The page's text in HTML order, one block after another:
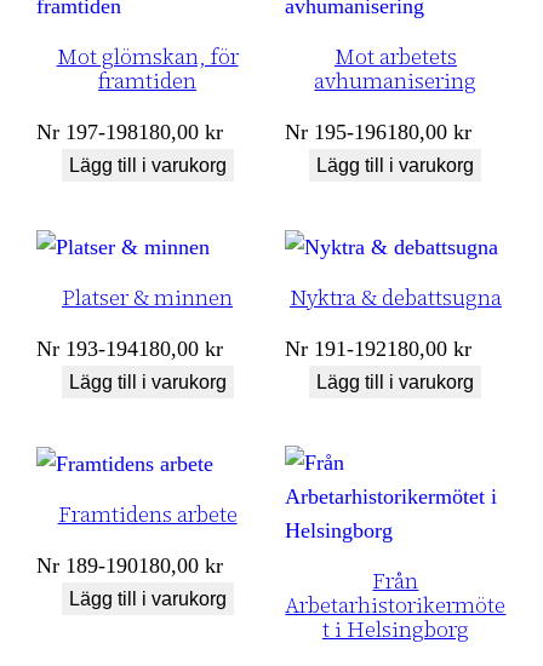
Mot glömskan, för
framtiden
Nr 197-198180,00kr
Lägg till i varukorg
Mot arbetets
avhumanisering
Nr 195-196180,00kr
Lägg till i varukorg
Platser & minnen
Nr 193-194180,00kr
Lägg till i varukorg
Nyktra & debattsugna
Nr 191-192180,00kr
Lägg till i varukorg
Framtidens arbete
Nr 189-190180,00kr
Lägg till i varukorg
Från
Arbetarhistorikermöte
t i Helsingborg